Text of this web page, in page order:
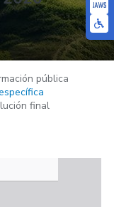
pública
final